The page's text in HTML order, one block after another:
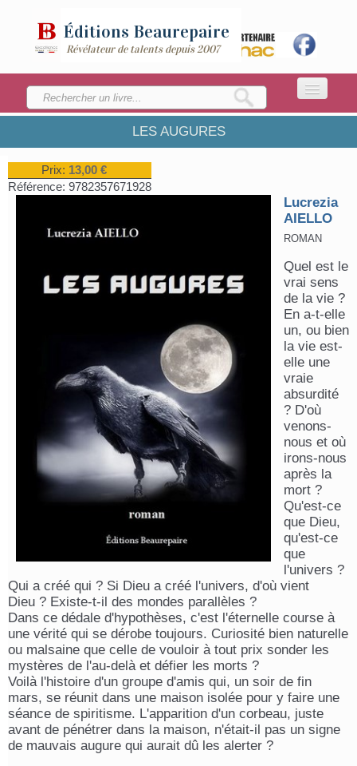
Éditions Beaurepaire
Révélateur de talents depuis 2007
LA MAISON
CATALOGUE
ENVOYEZ VOTRE MANUSCRIT
LES AUGURES
Prix: 13,00 €
Référence: 9782357671928
Lucrezia
AIELLO
ROMAN
Quel est le
vrai sens
de la vie ?
En a-t-elle
un, ou bien
la vie est-
elle une
vraie
absurdité
? D'où
venons-
nous et où
irons-nous
après la
mort ?
Qu'est-ce
que Dieu,
qu'est-ce
que
l'univers ?
Qui a créé qui ? Si Dieu a créé l'univers, d'où vient
Dieu ? Existe-t-il des mondes parallèles ?
Dans ce dédale d'hypothèses, c'est l'éternelle course à
une vérité qui se dérobe toujours. Curiosité bien naturelle
ou malsaine que celle de vouloir à tout prix sonder les
mystères de l'au-delà et défier les morts ?
Voilà l'histoire d'un groupe d'amis qui, un soir de fin
mars, se réunit dans une maison isolée pour y faire une
séance de spiritisme. L'apparition d'un corbeau, juste
avant de pénétrer dans la maison, n'était-il pas un signe
de mauvais augure qui aurait dû les alerter ?